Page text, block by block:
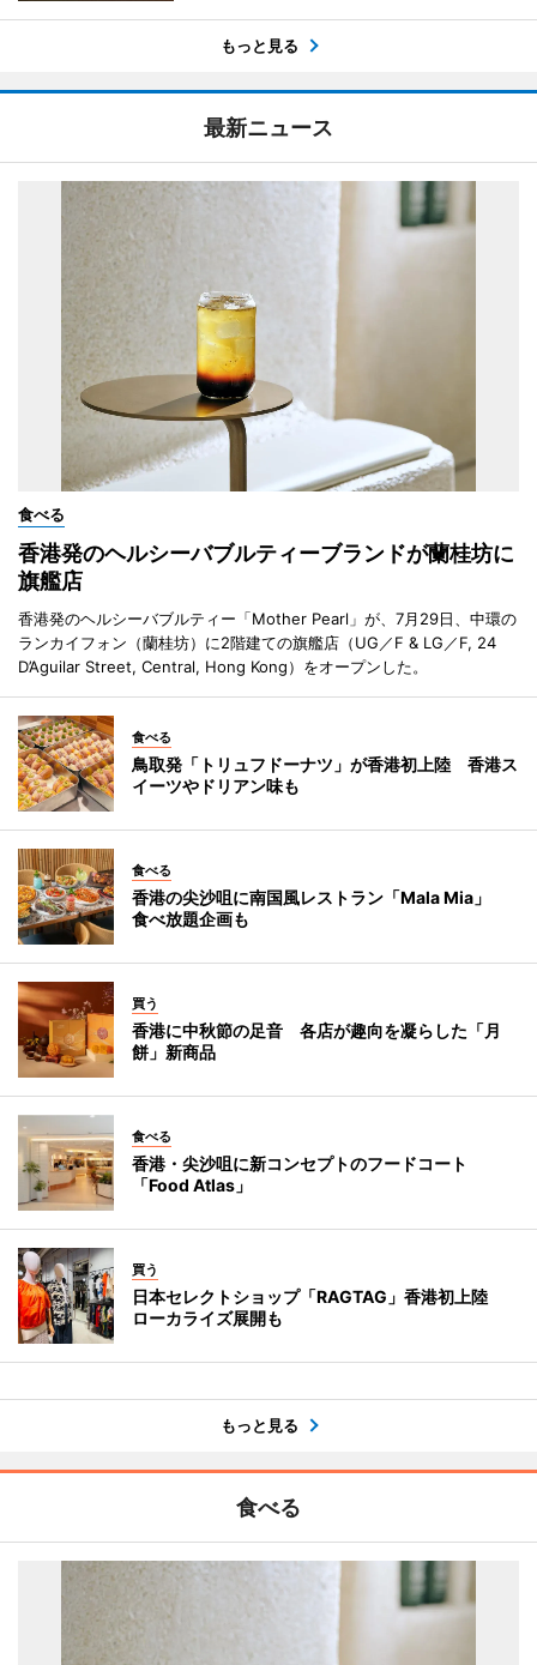
もっと見る
最新ニュース
食べる
香港発のヘルシーバブルティーブランドが蘭桂坊に
旗艦店
香港発のヘルシーバブルティー「Mother Pearl」が、7月29日、中環の
ランカイフォン（蘭桂坊）に2階建ての旗艦店（UG／F & LG／F, 24
D’Aguilar Street, Central, Hong Kong）をオープンした。
食べる
鳥取発「トリュフドーナツ」が香港初上陸 香港ス
イーツやドリアン味も
食べる
香港の尖沙咀に南国風レストラン「Mala Mia」
食べ放題企画も
買う
香港に中秋節の足音 各店が趣向を凝らした「月
餅」新商品
食べる
香港・尖沙咀に新コンセプトのフードコート
「Food Atlas」
買う
日本セレクトショップ「RAGTAG」香港初上陸
ローカライズ展開も
もっと見る
食べる